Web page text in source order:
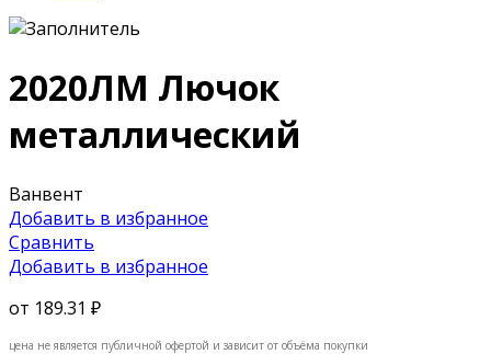
2020ЛМ Лючок
металлический
Ванвент
Добавить в избранное
Сравнить
Добавить в избранное
от 189.31 ₽
цена не является публичной офертой и зависит от объёма покупки